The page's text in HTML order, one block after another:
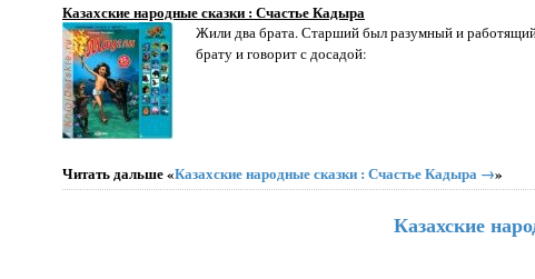
Казахские народные сказки : Счастье Кадыра
Жили два брата. Старший был разумный и
брату и говорит с досадой:
Читать дальше «Казахские народные сказки : Счастье Кадыра →»
Казахские